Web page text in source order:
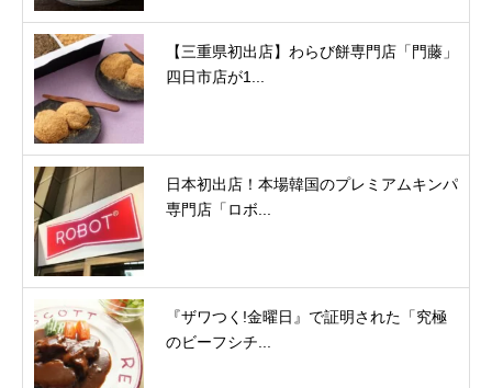
【三重県初出店】わらび餅専門店「門藤」
四日市店が1...
日本初出店！本場韓国のプレミアムキンパ
専門店「ロボ...
『ザワつく!金曜日』で証明された「究極
のビーフシチ...